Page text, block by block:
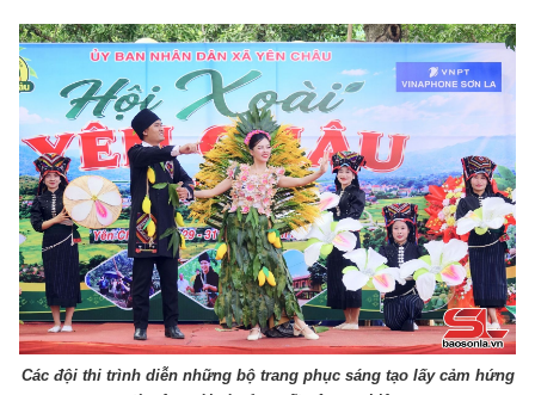
Các đội thi trình diễn những bộ trang phục sáng tạo lấy cảm hứng